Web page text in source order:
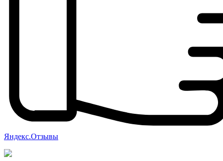
Яндекс.Отзывы